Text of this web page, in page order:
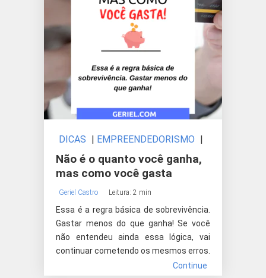
DICAS | EMPREENDEDORISMO |
INVESTIMENTOS
Não é o quanto você ganha,
mas como você gasta
Geriel Castro Leitura: 2 min
Essa é a regra básica de sobrevivência.
Gastar menos do que ganha! Se você
não entendeu ainda essa lógica, vai
continuar cometendo os mesmos erros.
Continue